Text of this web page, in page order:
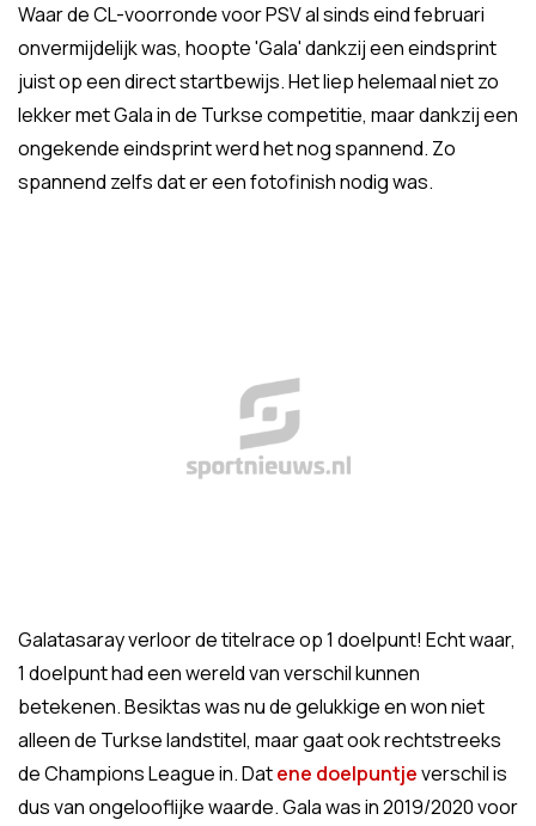
Waar de CL-voorronde voor PSV al sinds eind februari
onvermijdelijk was, hoopte 'Gala' dankzij een eindsprint
juist op een direct startbewijs. Het liep helemaal niet zo
lekker met Gala in de Turkse competitie, maar dankzij een
ongekende eindsprint werd het nog spannend. Zo
spannend zelfs dat er een fotofinish nodig was.
Galatasaray verloor de titelrace op 1 doelpunt! Echt waar,
1 doelpunt had een wereld van verschil kunnen
betekenen. Besiktas was nu de gelukkige en won niet
alleen de Turkse landstitel, maar gaat ook rechtstreeks
de Champions League in. Datene doelpuntjeverschil is
dus van ongelooflijke waarde. Gala was in 2019/2020 voor